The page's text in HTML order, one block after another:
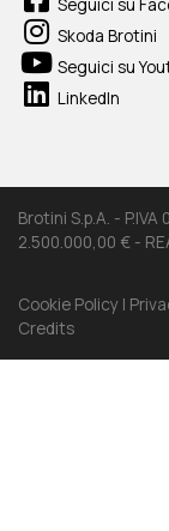
Seguici su
Skoda Brotini
Seguici su
LinkedIn
Brotini S.p.A. -
2.500.000,00 € -
Cookie Policy |
Credits